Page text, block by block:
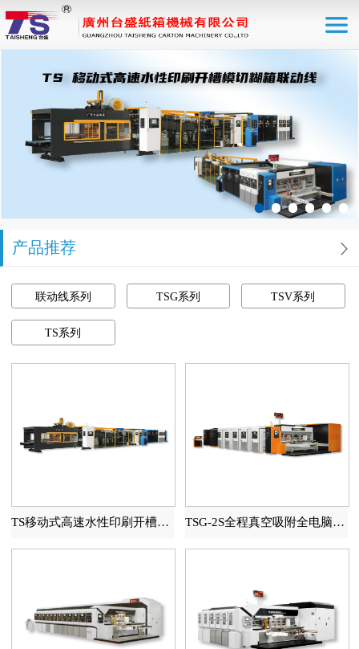
产品推荐
联动线系列 TSG系列 TSV系列
TS系列
TS移动式高速水性印刷开槽模切糊箱联动线 TSG-2S全程真空吸附全电脑高速印刷开槽模切机